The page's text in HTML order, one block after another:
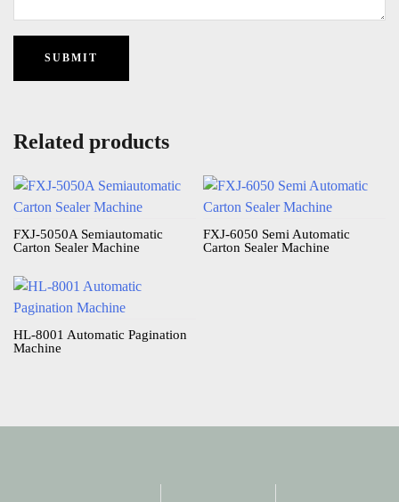
Related products
FXJ-5050A Semiautomatic
Carton Sealer Machine​
FXJ-6050 Semi Automatic
Carton Sealer Machine​
HL-8001 Automatic Pagination
Machine​